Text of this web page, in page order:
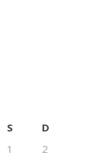
S
D
1
2